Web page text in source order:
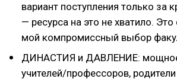
вариант поступления только за
— ресурса на это не хватило.
мой компромиссный выбор
ДИНАСТИЯ и ДАВЛЕНИЕ:
учителей/профессоров,